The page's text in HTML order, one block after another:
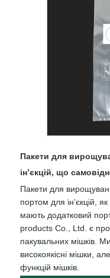
Пакети для
ін’єкцій, що
Пакети для
портом для ін’єкцій,
мають додатковий
products Co., Ltd. є
пакувальних мішків.
високоякісні мішки,
функцій мішків.